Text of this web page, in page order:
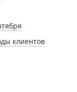
клиентов